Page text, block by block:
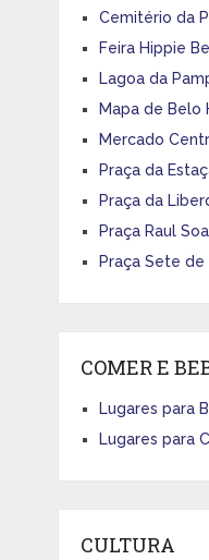
Cemitério da
Feira Hippie
Lagoa da
Mapa de Belo
Mercado
Praça da
Praça da
Praça Raul
Praça Sete
COMER E
Lugares para
Lugares para
CULTURA